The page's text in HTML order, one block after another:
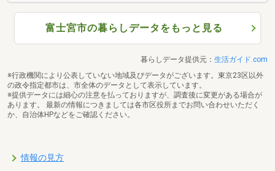
富士宮市の暮らしデータをもっと見る
暮らしデータ提供元： 生活ガイド.com
※行政機関により公表していない地域及びデータがございます。東京23区以外
の政令指定都市は、市全体のデータとして表示しています。
※提供データには細心の注意を払っておりますが、調査後に変更がある場合が
あります。 最新の情報につきましては各市区役所までお問い合わせいただく
か、自治体HPなどをご確認ください。
情報の見方